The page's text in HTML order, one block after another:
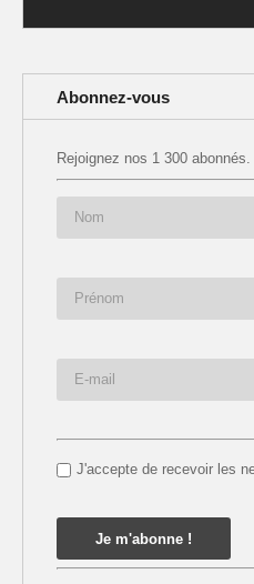
Abonnez-vous
Rejoignez nos 1 300 abonnés.
J'accepte de recevoir les